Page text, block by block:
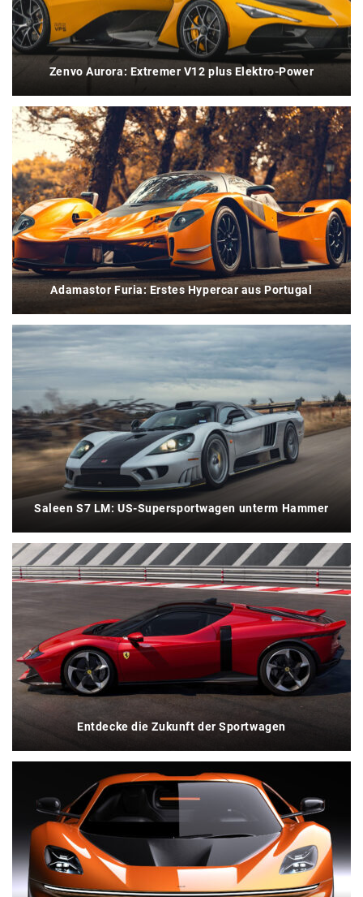
Zenvo Aurora: Extremer V12 plus Elektro-Power
Adamastor Furia: Erstes Hypercar aus Portugal
Saleen S7 LM: US-Supersportwagen unterm Hammer
Entdecke die Zukunft der Sportwagen